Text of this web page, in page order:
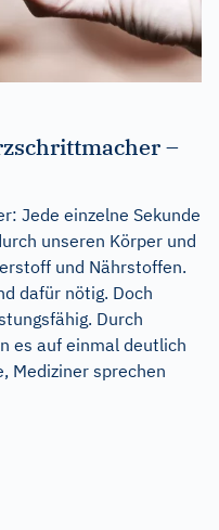
–
Jede einzelne Sekunde
unseren Körper und
und Nährstoffen.
dafür nötig. Doch
Durch
es auf einmal deutlich
Mediziner sprechen